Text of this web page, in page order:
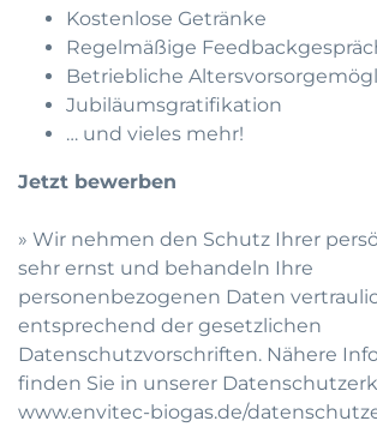
Kostenlose Getränke
Regelmäßige
Betriebliche
Jubiläumsgratifikation
… und vieles mehr!
Jetzt bewerben
» Wir nehmen den Schutz Ihrer
sehr ernst und behandeln Ihre
personenbezogenen Daten
entsprechend der gesetzlichen
Datenschutzvorschriften. Nähere
finden Sie in unserer
www.envitec-biogas.de/